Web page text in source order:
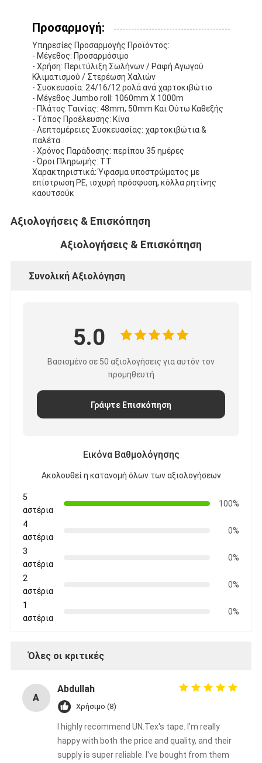
Προσαρμογή:
Υπηρεσίες Προσαρμογής Προϊόντος:
- Μέγεθος: Προσαρμόσιμο
- Χρήση: Περιτύλιξη Σωλήνων / Ραφή Αγωγού
Κλιματισμού / Στερέωση Χαλιών
- Συσκευασία: 24/16/12 ρολά ανά χαρτοκιβώτιο
- Μέγεθος Jumbo roll: 1060mm X 1000m
- Πλάτος Ταινίας: 48mm, 50mm Και Ούτω Καθεξής
- Τόπος Προέλευσης: Κίνα
- Λεπτομέρειες Συσκευασίας: χαρτοκιβώτια &
παλέτα
- Χρόνος Παράδοσης: περίπου 35 ημέρες
- Όροι Πληρωμής: TT
Χαρακτηριστικά: Ύφασμα υποστρώματος με
επίστρωση PE, ισχυρή πρόσφυση, κόλλα ρητίνης
καουτσούκ
Αξιολογήσεις & Επισκόπηση
Αξιολογήσεις & Επισκόπηση
Συνολική Αξιολόγηση
5.0
Βασισμένο σε 50 αξιολογήσεις για αυτόν τον
προμηθευτή
Γράψτε Επισκόπηση
Εικόνα Βαθμολόγησης
Ακολουθεί η κατανομή όλων των αξιολογήσεων
5
αστέρια
100%
4
αστέρια
0%
3
αστέρια
0%
2
αστέρια
0%
1
αστέρια
0%
Όλες οι κριτικές
A
Abdullah
Χρήσιμο (8)
I highly recommend UN.Tex's tape. I'm really
happy with both the price and quality, and their
supply is super reliable. I've bought from them